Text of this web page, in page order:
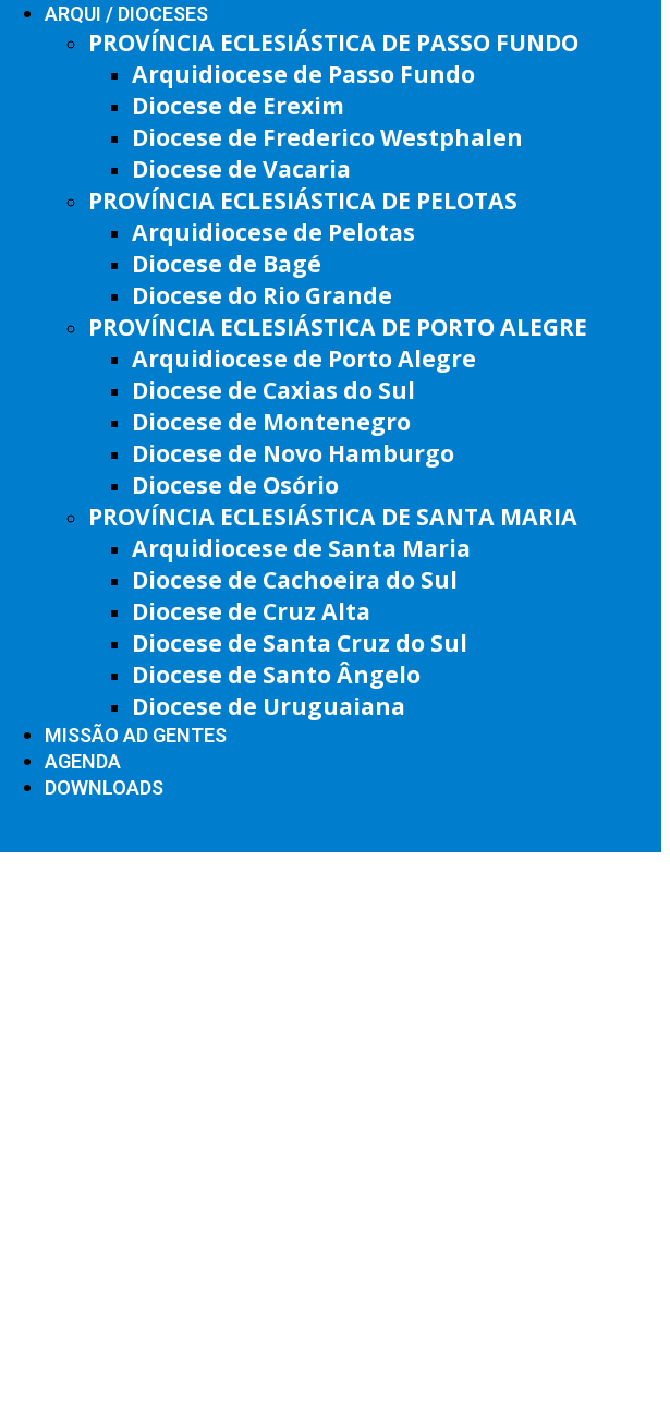
ARQUI / DIOCESES
PROVÍNCIA ECLESIÁSTICA DE PASSO FUNDO
Arquidiocese de Passo Fundo
Diocese de Erexim
Diocese de Frederico Westphalen
Diocese de Vacaria
PROVÍNCIA ECLESIÁSTICA DE PELOTAS
Arquidiocese de Pelotas
Diocese de Bagé
Diocese do Rio Grande
PROVÍNCIA ECLESIÁSTICA DE PORTO ALEGRE
Arquidiocese de Porto Alegre
Diocese de Caxias do Sul
Diocese de Montenegro
Diocese de Novo Hamburgo
Diocese de Osório
PROVÍNCIA ECLESIÁSTICA DE SANTA MARIA
Arquidiocese de Santa Maria
Diocese de Cachoeira do Sul
Diocese de Cruz Alta
Diocese de Santa Cruz do Sul
Diocese de Santo Ângelo
Diocese de Uruguaiana
MISSÃO AD GENTES
AGENDA
DOWNLOADS